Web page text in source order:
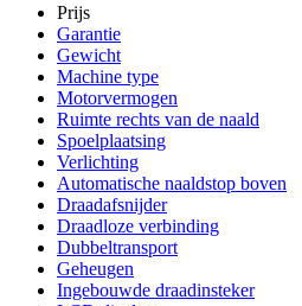
Prijs
Garantie
Gewicht
Machine type
Motorvermogen
Ruimte rechts van de naald
Spoelplaatsing
Verlichting
Automatische naaldstop boven
Draadafsnijder
Draadloze verbinding
Dubbeltransport
Geheugen
Ingebouwde draadinsteker